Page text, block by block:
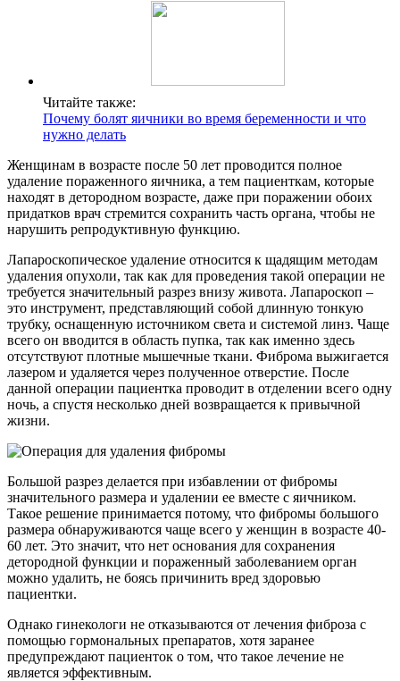
Читайте также:
Почему болят яичники во время беременности и что
нужно делать
Женщинам в возрасте после 50 лет проводится полное
удаление пораженного яичника, а тем пациенткам, которые
находят в детородном возрасте, даже при поражении обоих
придатков врач стремится сохранить часть органа, чтобы не
нарушить репродуктивную функцию.
Лапароскопическое удаление относится к щадящим методам
удаления опухоли, так как для проведения такой операции не
требуется значительный разрез внизу живота. Лапароскоп –
это инструмент, представляющий собой длинную тонкую
трубку, оснащенную источником света и системой линз. Чаще
всего он вводится в область пупка, так как именно здесь
отсутствуют плотные мышечные ткани. Фиброма выжигается
лазером и удаляется через полученное отверстие. После
данной операции пациентка проводит в отделении всего одну
ночь, а спустя несколько дней возвращается к привычной
жизни.
Большой разрез делается при избавлении от фибромы
значительного размера и удалении ее вместе с яичником.
Такое решение принимается потому, что фибромы большого
размера обнаруживаются чаще всего у женщин в возрасте 40-
60 лет. Это значит, что нет основания для сохранения
детородной функции и пораженный заболеванием орган
можно удалить, не боясь причинить вред здоровью
пациентки.
Однако гинекологи не отказываются от лечения фиброза с
помощью гормональных препаратов, хотя заранее
предупреждают пациенток о том, что такое лечение не
является эффективным.